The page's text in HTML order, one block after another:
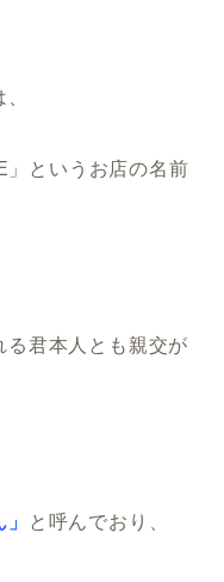
というお店の名前
る君本人とも親交が
と呼んでおり、